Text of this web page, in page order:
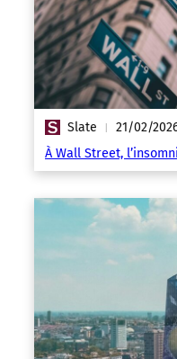
Slate | 21/02/
À Wall Street,